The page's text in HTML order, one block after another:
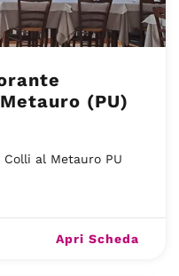
(PU)
al Metauro PU
Apri Scheda